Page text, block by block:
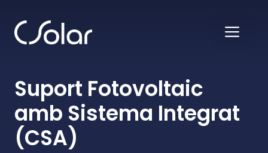
contingut
Suport Fotovoltaic
amb Sistema Integrat
(CSA)